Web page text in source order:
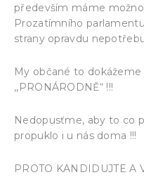
především máme
Prozatímního
strany opravdu
My občané to
,,PRONÁRODNĚ“ !!!
Nedopusťme, aby to co
propuklo i u nás doma !!!
PROTO KANDIDUJTE A